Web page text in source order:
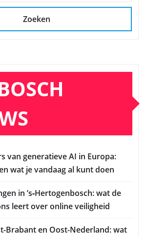
Zoeken
van generatieve AI in Europa:
wat je vandaag al kunt doen
in ’s‑Hertogenbosch: wat de
leert over online veiligheid
Brabant en Oost-Nederland: wat